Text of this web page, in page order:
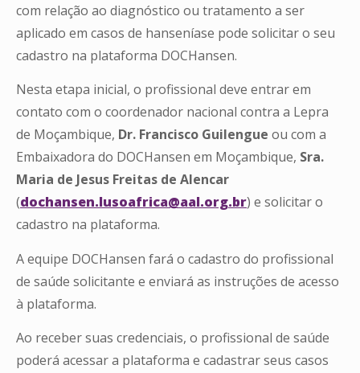
com relação ao diagnóstico ou tratamento a ser
aplicado em casos de hanseníase pode solicitar o seu
cadastro na plataforma DOCHansen.
Nesta etapa inicial, o profissional deve entrar em
contato com o coordenador nacional contra a Lepra
de Moçambique, Dr. Francisco Guilengue ou com a
Embaixadora do DOCHansen em Moçambique, Sra.
Maria de Jesus Freitas de Alencar
(dochansen.lusoafrica@aal.org.br) e solicitar o
cadastro na plataforma.
A equipe DOCHansen fará o cadastro do profissional
de saúde solicitante e enviará as instruções de acesso
à plataforma.
Ao receber suas credenciais, o profissional de saúde
poderá acessar a plataforma e cadastrar seus casos